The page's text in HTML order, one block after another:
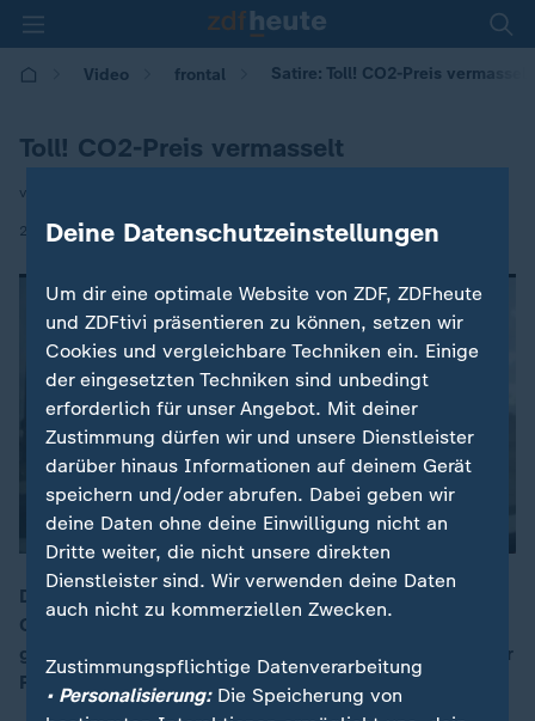
Video frontal Satire: Toll! CO2-Preis vermasselt
Toll! CO2-Preis vermasselt
von Werner Doyé und Andreas Wiemers
26.05.2026 | 22:30
Die Bundesregierung verschiebt die Erhöhung des
CO2-Preises um ein Jahr. Und das aus einem echt
guten Grund: Würde man den Preis erhöhen, würde der
Preis ja höher! Und so war das ja nicht gedacht.
Deine Datenschutzeinstellungen
Um dir eine optimale Website von ZDF, ZDFheute
und ZDFtivi präsentieren zu können, setzen wir
Cookies und vergleichbare Techniken ein. Einige
der eingesetzten Techniken sind unbedingt
erforderlich für unser Angebot. Mit deiner
Zustimmung dürfen wir und unsere Dienstleister
darüber hinaus Informationen auf deinem Gerät
speichern und/oder abrufen. Dabei geben wir
deine Daten ohne deine Einwilligung nicht an
Dritte weiter, die nicht unsere direkten
Dienstleister sind. Wir verwenden deine Daten
auch nicht zu kommerziellen Zwecken.
Zustimmungspflichtige Datenverarbeitung
• Personalisierung:Die Speicherung von